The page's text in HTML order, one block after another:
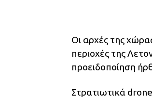
Οι αρχές της
περιοχές της
προειδοποίηση
Στρατιωτικά